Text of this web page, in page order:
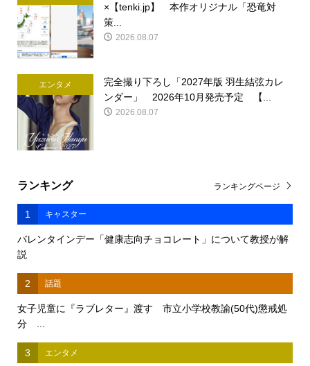
×【tenki.jp】 本作オリジナル「恐竜対
策...
2026.08.07
エンタメ
完全撮り下ろし「2027年版 羽生結弦カレ
ンダー」 2026年10月発売予定 【...
2026.08.07
ランキング
1 キャスター
バレンタインデー「健康志向チョコレート」について教授が解
説
2 話題
女子児童に『ラブレター』渡す 市立小学校教諭(50代)懲戒処
分 ...
3 エンタメ
ランキングページ